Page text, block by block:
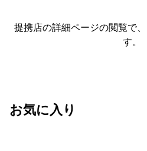
提携店の詳細ページの閲覧で
す。
お気に入り